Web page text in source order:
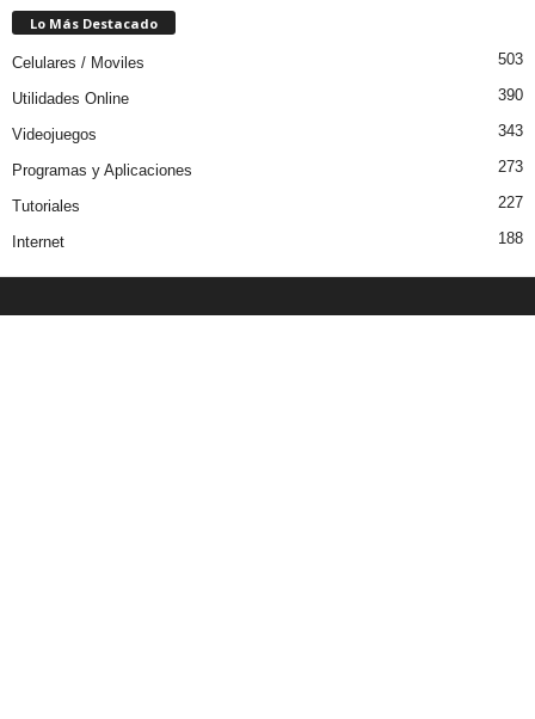
Lo Más Destacado
Celulares / Moviles 503
Utilidades Online 390
Videojuegos 343
Programas y Aplicaciones 273
Tutoriales 227
Internet 188